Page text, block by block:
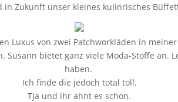
in Zukunft unser kleines kulinrisches
Luxus von zwei Patchworkläden in
bietet ganz viele Moda-Stoffe an.
haben.
Ich finde die jedoch total toll.
Tja und ihr ahnt es schon.